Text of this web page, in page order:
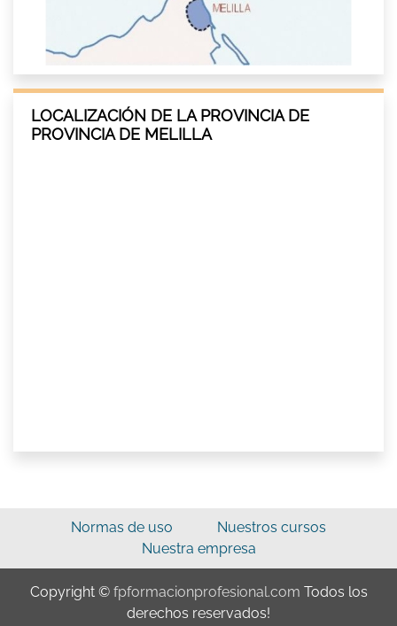
LOCALIZACIÓN DE LA PROVINCIA DE
PROVINCIA DE MELILLA
Normas de uso
Nuestros cursos
Nuestra empresa
Copyright © fpformacionprofesional.com Todos los
derechos reservados!